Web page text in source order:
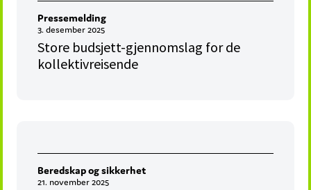
Pressemelding
3. desember 2025
Store budsjett-gjennomslag for de
kollektivreisende
Beredskap og sikkerhet
21. november 2025